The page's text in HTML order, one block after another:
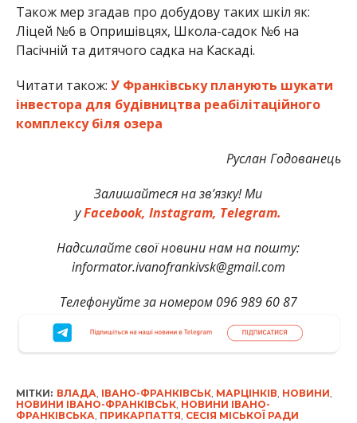
Також мер згадав про добудову таких шкіл як:
Ліцей №6 в Опришівцях, Школа-садок №6 на
Пасічній та дитячого садка на Каскаді.
Читати також: У Франківську планують шукати
інвестора для будівництва реабілітаційного
комплексу біля озера
Руслан Годованець
Залишайтеся на зв’язку! Ми
уFacebook, Instagram, Telegram.
Надсилайте свої новини нам на пошту:
informator.ivanofrankivsk@gmail.com
Телефонуйте за номером 096 989 60 87
МІТКИ: ВЛАДА, ІВАНО-ФРАНКІВСЬК, МАРЦІНКІВ, НОВИНИ,
НОВИНИ ІВАНО-ФРАНКІВСЬК, НОВИНИ ІВАНО-
ФРАНКІВСЬКА, ПРИКАРПАТТЯ, СЕСІЯ МІСЬКОЇ РАДИ